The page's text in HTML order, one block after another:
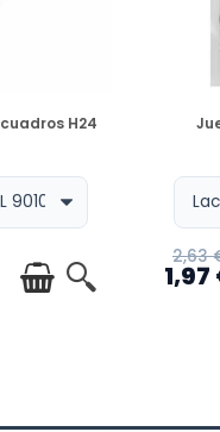
H24
2,63
1,97